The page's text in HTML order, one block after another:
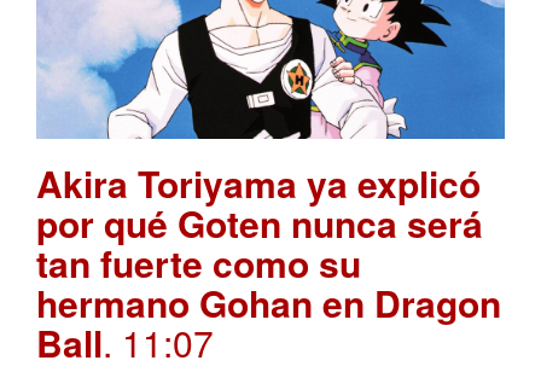
Akira Toriyama ya explicó
por qué Goten nunca será
tan fuerte como su
hermano Gohan en Dragon
Ball. 11:07